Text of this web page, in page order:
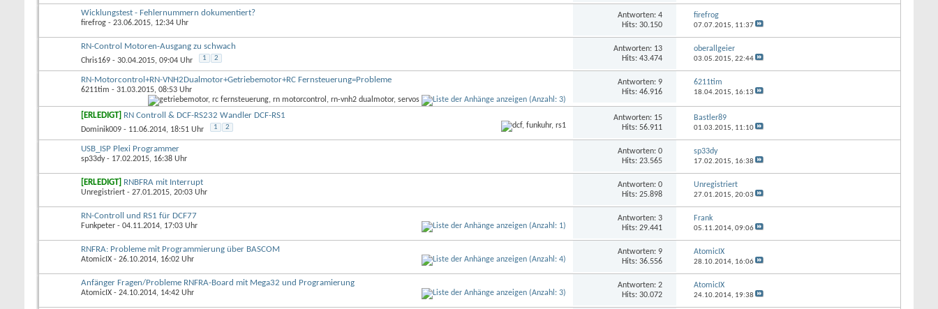
Wicklungstest - Fehlernummern dokumentiert?
firefrog - 23.06.2015, 12:34 Uhr
Antworten: 4
Hits: 30.150
firefrog
07.07.2015, 11:37
RN-Control Motoren-Ausgang zu schwach
Chris169 - 30.04.2015, 09:04 Uhr 1 2
Antworten: 13
Hits: 43.474
oberallgeier
03.05.2015, 22:44
RN-Motorcontrol+RN-VNH2Dualmotor+Getriebemotor+RC Fernsteuerung=Probleme
6211tim - 31.03.2015, 08:53 Uhr
Antworten: 9
Hits: 46.916
6211tim
18.04.2015, 16:13
[ERLEDIGT] RN Controll & DCF-RS232 Wandler DCF-RS1
Dominik009 - 11.06.2014, 18:51 Uhr 1 2
Antworten: 15
Hits: 56.911
Bastler89
01.03.2015, 11:10
USB_ISP Plexi Programmer
sp33dy- 17.02.2015, 16:38 Uhr
Antworten: 0
Hits: 23.565
sp33dy
17.02.2015, 16:38
[ERLEDIGT] RNBFRA mit Interrupt
Unregistriert - 27.01.2015, 20:03 Uhr
Antworten: 0
Hits: 25.898
Unregistriert
27.01.2015, 20:03
RN-Controll und RS1 für DCF77
Funkpeter - 04.11.2014, 17:03 Uhr
Antworten: 3
Hits: 29.441
Frank
05.11.2014, 09:06
RNFRA: Probleme mit Programmierung über BASCOM
AtomicIX - 26.10.2014, 16:02 Uhr
Antworten: 9
Hits: 36.556
AtomicIX
28.10.2014, 16:06
Anfänger Fragen/Probleme RNFRA-Board mit Mega32 und Programierung
AtomicIX - 24.10.2014, 14:42 Uhr
Antworten: 2
Hits: 30.072
AtomicIX
24.10.2014, 19:38